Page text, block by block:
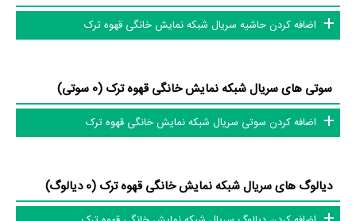
تلویزیون و تئاتر را کامل و کامل‌تر کنیم.
اضافه کردن حاشیه سریال شبکه نمایش خانگی قهوه ترک
سوتی های سریال شبکه نمایش خانگی قهوه ترک (0 سوتی)
اضافه کردن سوتی سریال شبکه نمایش خانگی قهوه ترک
دیالوگ های سریال شبکه نمایش خانگی قهوه ترک (0 دیالوگ)